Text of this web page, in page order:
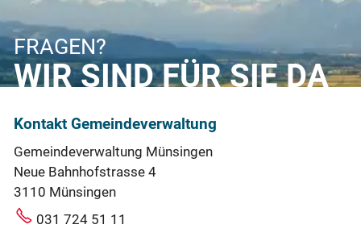
FRAGEN?
WIR SIND FÜR SIE DA
Kontakt Gemeindeverwaltung
Gemeindeverwaltung Münsingen
Neue Bahnhofstrasse 4
3110 Münsingen
031 724 51 11